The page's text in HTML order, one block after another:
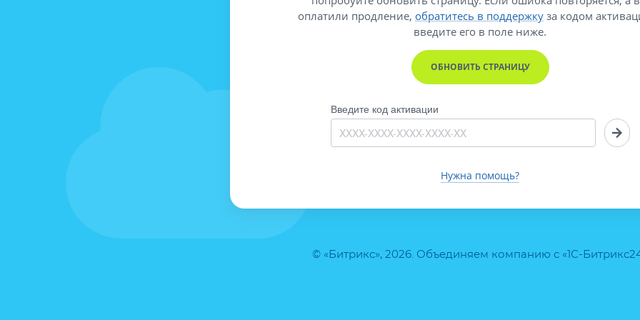
© «Битрикс», 2026. Объединяем компанию с «1С-
оплатили продление, обратитесь в поддержку за кодом
введите его в поле ниже.
ОБНОВИТЬ СТРАНИЦУ
Введите код активации
Нужна помощь?